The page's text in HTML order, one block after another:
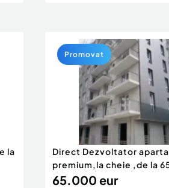
la
Direct Dezvoltator
premium,la cheie ,de la
eur
65.000 eur
Promovat